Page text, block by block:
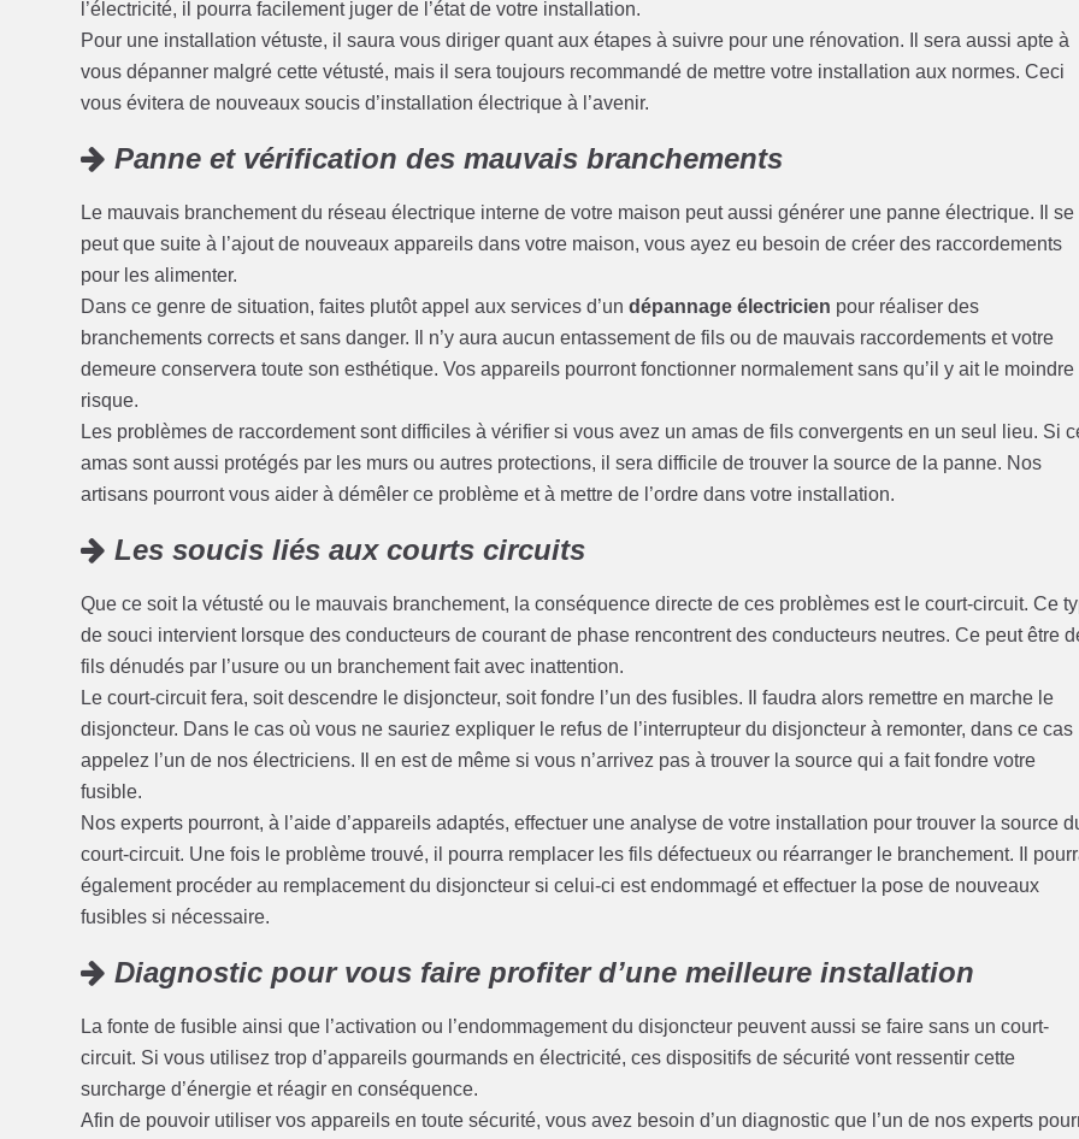
l’électricité, il pourra facilement juger de l’état de votre installation.
Pour une installation vétuste, il saura vous diriger quant aux étapes à suivre pour une rénovation. Il sera aussi apte à
vous dépanner malgré cette vétusté, mais il sera toujours recommandé de mettre votre installation aux normes. Ceci
vous évitera de nouveaux soucis d’installation électrique à l’avenir.
Panne et vérification des mauvais branchements
Le mauvais branchement du réseau électrique interne de votre maison peut aussi générer une panne électrique. Il se
peut que suite à l’ajout de nouveaux appareils dans votre maison, vous ayez eu besoin de créer des raccordements
pour les alimenter.
Dans ce genre de situation, faites plutôt appel aux services d’undépannage électricien pour réaliser des
branchements corrects et sans danger. Il n’y aura aucun entassement de fils ou de mauvais raccordements et votre
demeure conservera toute son esthétique. Vos appareils pourront fonctionner normalement sans qu’il y ait le moindre
risque.
Les problèmes de raccordement sont difficiles à vérifier si vous avez un amas de fils convergents en un seul lieu. Si
amas sont aussi protégés par les murs ou autres protections, il sera difficile de trouver la source de la panne. Nos
artisans pourront vous aider à démêler ce problème et à mettre de l’ordre dans votre installation.
Les soucis liés aux courts circuits
Que ce soit la vétusté ou le mauvais branchement, la conséquence directe de ces problèmes est le court-circuit. Ce
de souci intervient lorsque des conducteurs de courant de phase rencontrent des conducteurs neutres. Ce peut être
fils dénudés par l’usure ou un branchement fait avec inattention.
Le court-circuit fera, soit descendre le disjoncteur, soit fondre l’un des fusibles. Il faudra alors remettre en marche le
disjoncteur. Dans le cas où vous ne sauriez expliquer le refus de l’interrupteur du disjoncteur à remonter, dans ce cas
appelez l’un de nos électriciens. Il en est de même si vous n’arrivez pas à trouver la source qui a fait fondre votre
fusible.
Nos experts pourront, à l’aide d’appareils adaptés, effectuer une analyse de votre installation pour trouver la source
court-circuit. Une fois le problème trouvé, il pourra remplacer les fils défectueux ou réarranger le branchement. Il
également procéder au remplacement du disjoncteur si celui-ci est endommagé et effectuer la pose de nouveaux
fusibles si nécessaire.
Diagnostic pour vous faire profiter d’une meilleure installation
La fonte de fusible ainsi que l’activation ou l’endommagement du disjoncteur peuvent aussi se faire sans un court-
circuit. Si vous utilisez trop d’appareils gourmands en électricité, ces dispositifs de sécurité vont ressentir cette
surcharge d’énergie et réagir en conséquence.
Afin de pouvoir utiliser vos appareils en toute sécurité, vous avez besoin d’un diagnostic que l’un de nos experts